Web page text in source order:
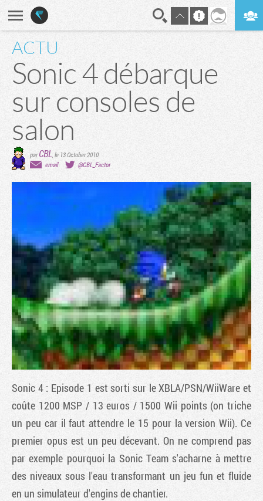
ACTU
Sonic 4 débarque
sur consoles de
salon
parCBL le 13 October 2010
email
@CBL_Factor
Sonic 4 : Episode 1 est sorti sur le XBLA/PSN/WiiWare et
coûte 1200 MSP / 13 euros / 1500 Wii points (on triche
un peu car il faut attendre le 15 pour la version Wii). Ce
premier opus est un peu décevant. On ne comprend pas
par exemple pourquoi la Sonic Team s'acharne à mettre
des niveaux sous l'eau transformant un jeu fun et fluide
en un simulateur d'engins de chantier.
Tribune